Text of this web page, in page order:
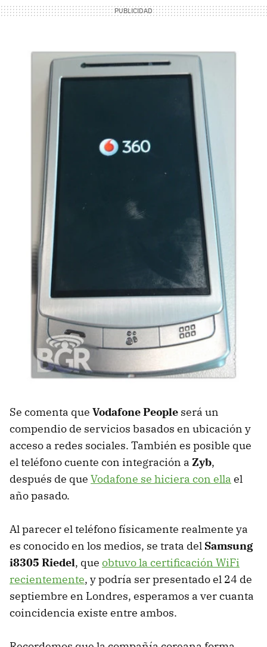
Se comenta que Vodafone People será un
compendio de servicios basados en ubicación y
acceso a redes sociales. También es posible que
el teléfono cuente con integración a Zyb,
después de que Vodafone se hiciera con ella el
año pasado.
Al parecer el teléfono físicamente realmente ya
es conocido en los medios, se trata del Samsung
i8305 Riedel, que obtuvo la certificación WiFi
recientemente, y podría ser presentado el 24 de
septiembre en Londres, esperamos a ver cuanta
coincidencia existe entre ambos.